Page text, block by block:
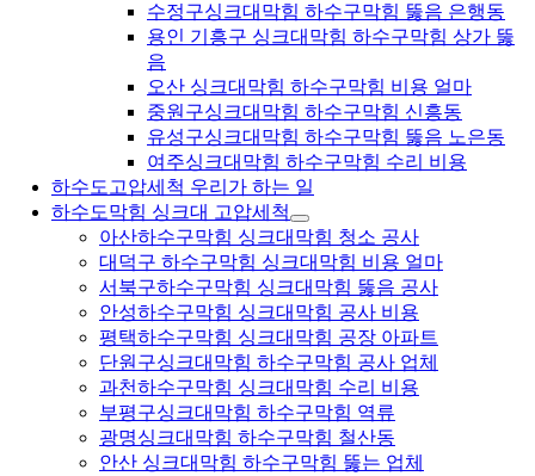
수정구싱크대막힘 하수구막힘 뚫음 은행동
용인 기흥구 싱크대막힘 하수구막힘 상가 뚫
음
오산 싱크대막힘 하수구막힘 비용 얼마
중원구싱크대막힘 하수구막힘 신흥동
유성구싱크대막힘 하수구막힘 뚫음 노은동
여주싱크대막힘 하수구막힘 수리 비용
하수도고압세척 우리가 하는 일
하수도막힘 싱크대 고압세척
아산하수구막힘 싱크대막힘 청소 공사
대덕구 하수구막힘 싱크대막힘 비용 얼마
서북구하수구막힘 싱크대막힘 뚫음 공사
안성하수구막힘 싱크대막힘 공사 비용
평택하수구막힘 싱크대막힘 공장 아파트
단원구싱크대막힘 하수구막힘 공사 업체
과천하수구막힘 싱크대막힘 수리 비용
부평구싱크대막힘 하수구막힘 역류
광명싱크대막힘 하수구막힘 철산동
안산 싱크대막힘 하수구막힘 뚫는 업체